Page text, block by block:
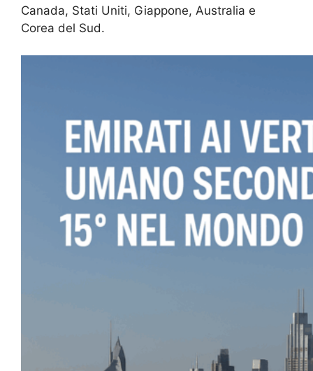
Canada, Stati Uniti, Giappone, Australia e
Corea del Sud.